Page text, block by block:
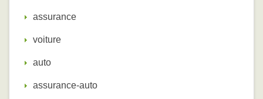
assurance
voiture
auto
assurance-auto